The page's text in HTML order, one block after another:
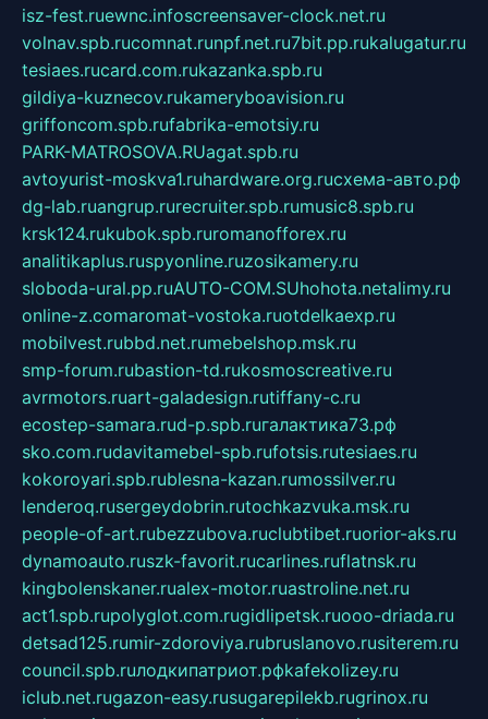
isz-fest.ruewnc.infoscreensaver-clock.net.ru
volnav.spb.rucomnat.runpf.net.ru7bit.pp.rukalugatur.ru
tesiaes.rucard.com.rukazanka.spb.ru
gildiya-kuznecov.rukameryboavision.ru
griffoncom.spb.rufabrika-emotsiy.ru
PARK-MATROSOVA.RUagat.spb.ru
avtoyurist-moskva1.ruhardware.org.ruсхема-авто.рф
dg-lab.ruangrup.rurecruiter.spb.rumusic8.spb.ru
krsk124.rukubok.spb.ruromanofforex.ru
analitikaplus.ruspyonline.ruzosikamery.ru
sloboda-ural.pp.ruAUTO-COM.SUhohota.netalimy.ru
online-z.comaromat-vostoka.ruotdelkaexp.ru
mobilvest.rubbd.net.rumebelshop.msk.ru
smp-forum.rubastion-td.rukosmoscreative.ru
avrmotors.ruart-galadesign.rutiffany-c.ru
ecostep-samara.rud-p.spb.ruгалактика73.рф
sko.com.rudavitamebel-spb.rufotsis.rutesiaes.ru
kokoroyari.spb.rublesna-kazan.rumossilver.ru
lenderoq.rusergeydobrin.rutochkazvuka.msk.ru
people-of-art.rubezzubova.ruclubtibet.ruorior-aks.ru
dynamoauto.ruszk-favorit.rucarlines.ruflatnsk.ru
kingbolenskaner.rualex-motor.ruastroline.net.ru
act1.spb.rupolyglot.com.rugidlipetsk.ruooo-driada.ru
detsad125.rumir-zdoroviya.rubruslanovo.rusiterem.ru
council.spb.ruлодкипатриот.рфkafekolizey.ru
iclub.net.rugazon-easy.rusugarepilekb.rugrinox.ru